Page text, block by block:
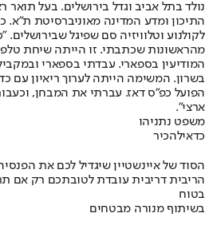
נולד בתל אביב וגדל בירושלים. בעל
התיכון ומדע המדינה מאוניברסיטת ת"א.
לקולנוע וטלוויזיה סם שפיגל
מהראשונות שכתבתי. זו הייתה שיחת
המודיעין בספארי. עבדתי בספארי
בשרון. המשימה הייתה לערוך ריאיון עם
הפועל כפ"ס דאז. עברתי את המבחן,
ארצי".
משפט נתניהו
כדאילהכיר
הסוד של איינשטיין שיגדיל לכם את
הריבית דריבית עובדת לטובתכם רק אם
בטוח
בשיתוף מנורה מבטחים